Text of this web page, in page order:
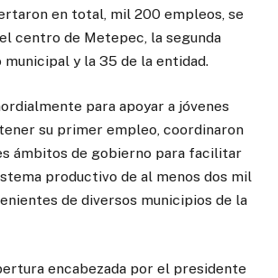
en total, mil 200 empleos, se
centro de Metepec, la segunda
y la 35 de la entidad.
para apoyar a jóvenes
su primer empleo, coordinaron
ámbitos de gobierno para facilitar
productivo de al menos dos mil
de diversos municipios de la
encabezada por el presidente